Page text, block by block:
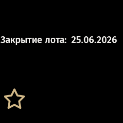
Закрытие лота: 25.06.2026